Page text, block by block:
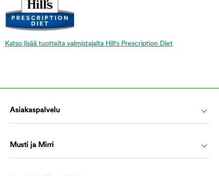
Katso lisää tuotteita valmistajalta Hill's Prescription Diet
Asiakaspalvelu
Musti ja Mirri